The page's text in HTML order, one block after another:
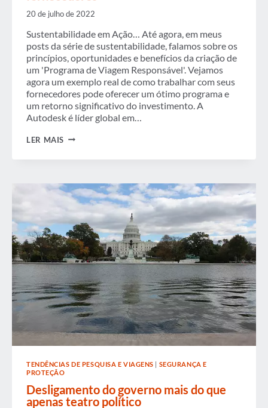
20 de julho de 2022
Sustentabilidade em Ação… Até agora, em meus
posts da série de sustentabilidade, falamos sobre os
princípios, oportunidades e benefícios da criação de
um 'Programa de Viagem Responsável'. Vejamos
agora um exemplo real de como trabalhar com seus
fornecedores pode oferecer um ótimo programa e
um retorno significativo do investimento. A
Autodesk é líder global em…
LER MAIS ENTREGANDO
PARCEIROS
FORNECEDORES
TENDÊNCIAS DE PESQUISA E VIAGENS | SEGURANÇA E
PROTEÇÃO
Desligamento do governo mais do que
apenas teatro político